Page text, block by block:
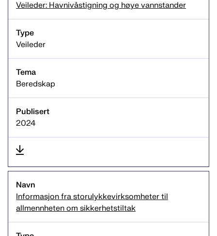
Veileder: Havnivåstigning og høye vannstander
Veileder
Beredskap
2024
Informasjon fra storulykkevirksomheter til
allmennheten om sikkerhetstiltak